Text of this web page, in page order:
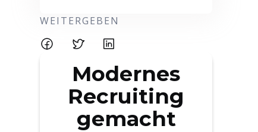
WEITERGEBEN
Modernes
Recruiting
gemacht